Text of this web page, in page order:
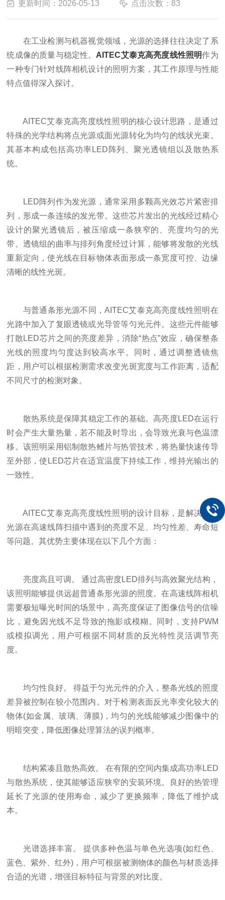
更新时间：2026-05-13 点击次数：83
在工业检测与机器视觉领域，光源的选择往往决定了系
统成像的质量与稳定性。 AITEC艾泰克高亮度线性照明作为
一种专门针对线阵相机设计的照明方案，其工作原理与性能
特点值得深入探讨。
AITEC艾泰克高亮度线性照明的核心设计思路，是通过
特殊的光学结构将点光源或面光源转化为均匀的线状光束。
其基本构成包括高功率LED阵列、聚光透镜组以及散热系
统。
LED阵列作为发光源，通常采用多颗高光效芯片紧密排
列，形成一条连续的发光带。这些芯片发出的光线经过精心
设计的聚光透镜后，被压缩成一条狭窄的、亮度均匀的光
带。透镜组的曲率与排列角度经过计算，能够将发散的光线
重新定向，使光线在目标物体表面形成一条宽度可控、边缘
清晰的线性光斑。
与普通条形光源不同，AITEC艾泰克高亮度线性照明在
光路中加入了复眼透镜或光导管等匀光元件。这些元件能够
打散LED芯片之间的亮度差异，消除“热点”效应，确保整条
光线的照度均匀度达到较高水平。同时，通过调整透镜焦
距，用户可以根据检测需求改变光斑宽度与工作距离，适配
不同尺寸的检测对象。
散热系统是保障其稳定工作的基础。高亮度LED在运行
时会产生大量热量，若不能及时导出，会导致光衰与色温漂
移。该照明采用铝制散热鳍片与热管技术，将热量快速传导
至外部，使LED芯片在适宜温度下持续工作，维持光输出的
一致性。
AITEC艾泰克高亮度线性照明的设计目标，是解决传统
光源在高速线阵扫描中遇到的亮度不足、均匀性差、寿命短
等问题。其优势主要体现在以下几个方面：
亮度高且可调。 通过高密度LED排列与高效聚光结构，
该照明能够提供远超普通条形光源的照度。在高速线阵相机
需要极短曝光时间的场景中，高亮度保证了图像信号的信噪
比，避免因光线不足导致的拖影或模糊。同时，支持PWM
或模拟调光，用户可根据不同材质的反光特性灵活调节亮
度。
均匀性良好。 得益于匀光元件的介入，整条光线的照度
差异被控制在较小范围内。对于检测表面反光率变化较大的
物体(如金属、玻璃、薄膜)，均匀的光线能够减少图像中的
明暗突变，降低图像处理算法的误判概率。
结构紧凑且散热高效。 在有限的空间内集成高功率LED
与散热系统，使其能够适应狭窄的安装环境。良好的热管理
延长了光源的使用寿命，减少了更换频率，降低了维护成
本。
光谱选择丰富。 提供多种色温与单色光选项(如红色、
蓝色、紫外、红外)，用户可根据被测物体的颜色与材质选择
合适的光谱，增强目标特征与背景的对比度。